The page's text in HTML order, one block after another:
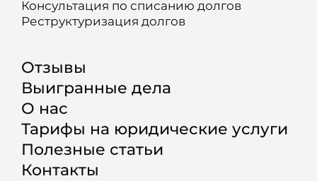
Консультация по списанию долгов
Реструктуризация долгов
Отзывы
Выигранные дела
О нас
Тарифы на юридические услуги
Полезные статьи
Контакты